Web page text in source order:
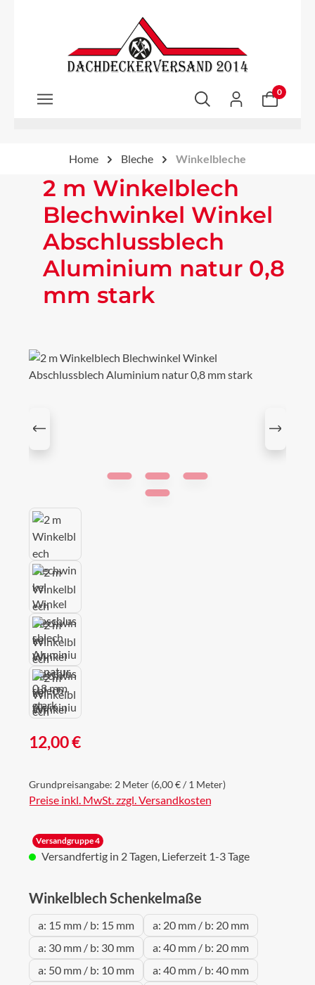
Zum Hauptinhalt springen
0
Home Bleche Winkelbleche
2 m Winkelblech
Blechwinkel Winkel
Abschlussblech
Aluminium natur 0,8
mm stark
Bildergalerie überspringen
Regulärer Preis:
12,00 €
Grundpreisangabe: 2 Meter (6,00 € / 1 Meter)
Preise inkl. MwSt. zzgl. Versandkosten
Versandgruppe 4
Versandfertig in 2 Tagen, Lieferzeit 1-3 Tage
Winkelblech Schenkelmaße
a: 15 mm / b: 15 mm
a: 20 mm / b: 20 mm
a: 30 mm / b: 30 mm
a: 40 mm / b: 20 mm
a: 50 mm / b: 10 mm
a: 40 mm / b: 40 mm